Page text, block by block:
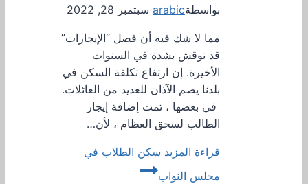
بواسطةarabic سبتمبر 28, 2022
مما لا شك فيه أن فصل “الإيجارات”
قد نوقش بشدة في السنوات
الأخيرة. إن ارتفاع تكلفة السكن في
بلدنا يصم الآذان للعديد من العائلات.
في بعضها ، تمت إضافة إيجار
الطالب لسحق العظام ، لأن…
قراءة المزيد سكن الطلاب في
مجلس النواب